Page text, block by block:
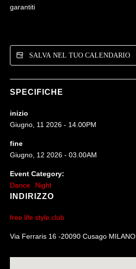
garantiti
SALVA NEL TUO CALENDARIO
SPECIFICHE
inizio
Giugno, 11 2026 - 14.00PM
fine
Giugno, 12 2026 - 03.00AM
Event Category:
Dance
Night
INDIRIZZO
free life style club
Via Ferraris 16 -20090 Cusago MILANO